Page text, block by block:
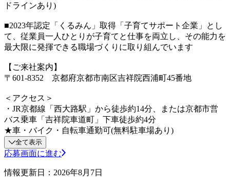
ドラインあり)
■2023年認定「くるみん」取得「子育てサポート企業」とし
て、従業員一人ひとりが子育てと仕事を両立し、その能力を
最大限に発揮できる職場づくりに取り組んでいます
【ご来社案内】
〒601-8352 京都府京都市南区吉祥院西浦町45番地
＜アクセス＞
・JR京都線「西大路駅」から徒歩約14分、または京都市営
バス乗車「吉祥院車道町」下車徒歩約4分
★車・バイク・自転車通勤可(無料駐車場あり)
全て表示
応募画面に進む
情報更新日：2026年8月7日